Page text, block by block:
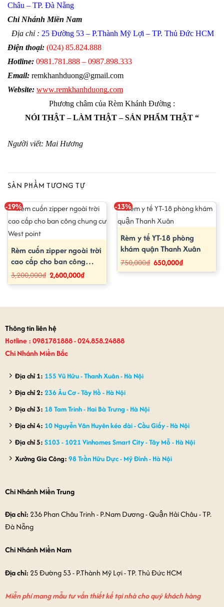
Châu – TP. Đà Nẵng
Chi Nhánh Miền Nam
Địa chỉ : 25 Đường 53 – P.Thành Mỹ Lợi – TP. Thủ Đức HCM
Điện thoại: (024) 85.824.888
Hotline: 0981.781.888 – 0987.898.333
Email: remkhanhduong@gmail.com
Website: www.remkhanhduong.com
Phương châm của Rèm Khánh Đường :
NÓI THẬT – LÀM THẬT – SẢN PHẨM THẬT “
Người viết: Mai Hương
SẢN PHẨM TƯƠNG TỰ
-19%
Rèm cuốn zipper ngoài trời
cao cấp cho ban công
chung cư West point
3,200,000₫ Giá
gốc
là:
2,600,000₫Giá
hiện
tại
-13%
Rèm y tế YT-18 phòng
khám quận Thanh Xuân
750,000₫ Giá
gốc
là:
650,000₫Giá
hiện
tại
Thông tin liên hệ
Hotline : 0981781888 - 024.858.24888
Chi Nhánh Miền Bắc
Địa chỉ 1: 155 Vũ Hữu - Thanh Xuân - Hà Nội
Địa chỉ 2: 236 Âu Cơ - Tây Hồ - Hà Nội
Địa chỉ 3: 18 Tam Trinh - Hai Bà Trưng - Hà Nội
Địa chỉ 4: 10 Nguyễn Văn Huyên kéo dài - Cầu Giấy - Hà Nội
Địa chỉ 5: S103 - 1021 Vinhomes Smart City - Tây Mỗ - Hà Nội
Xưởng Gia Công: 98 Trần Hữu Dực - Mỹ Đình - Hà Nội
Chi Nhánh Miền Trung
Địa chỉ: 236 Phan Châu Trinh - P.Nam Dương - Quận Hải Châu - TP.
Đà Nẵng
Chi Nhánh Miền Nam
Địa chỉ: 25 Đường 53 - P.Thành Mỹ Lợi - TP. Thủ Đức HCM
Miễn phí mang mẫu tư vấn thiết kế tại nhà cho quý khách hàng